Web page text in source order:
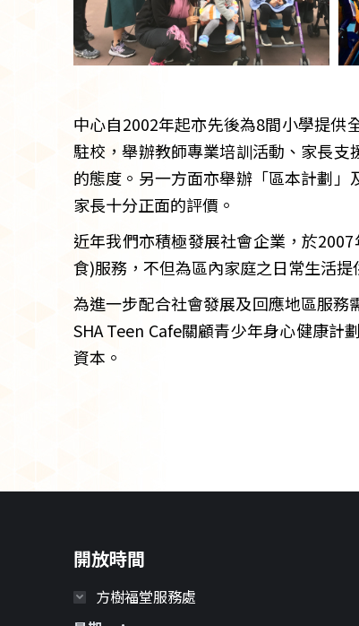
中心自2002年起亦先後為8間小學提供
駐校，舉辦教師專業培訓活動、家長
的態度。另一方面亦舉辦「區本計劃
家長十分正面的評價。
近年我們亦積極發展社會企業，於
食)服務，不但為區內家庭之日常生活
為進一步配合社會發展及回應地區服
SHA Teen Cafe關顧青少年身心健康
資本。
開放時間
方樹福堂服務處